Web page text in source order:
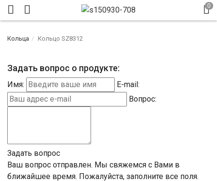
Кольца Кольцо SZ8312
Задать вопрос о продукте:
Имя:
E-mail:
Вопрос:
Задать вопрос
Ваш вопрос отправлен. Мы свяжемся с Вами в
ближайшее время. Пожалуйста, заполните все поля.